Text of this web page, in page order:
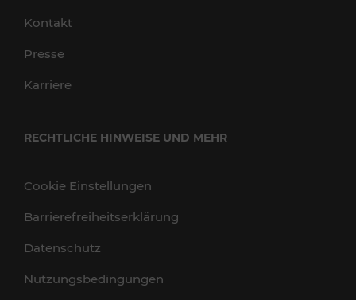
Kontakt
Presse
Karriere
RECHTLICHE HINWEISE UND MEHR
Cookie Einstellungen
Barrierefreiheitserklärung
Datenschutz
Nutzungsbedingungen